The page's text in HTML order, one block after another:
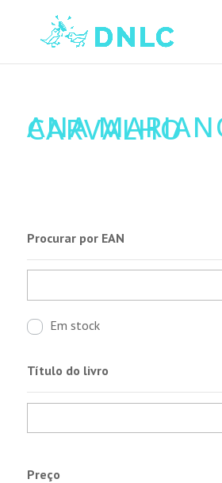
ANA
CARVALHO
Procurar por EAN
Em stock
Título do livro
Preço